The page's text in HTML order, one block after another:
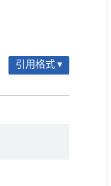
引用格式 ▾